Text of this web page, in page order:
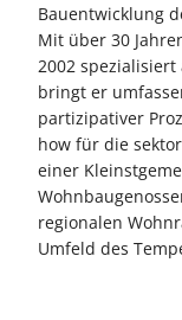
Bauentwicklung
Mit über 30
2002
bringt er
partizipativer
how für die
einer
regionalen
Umfeld des